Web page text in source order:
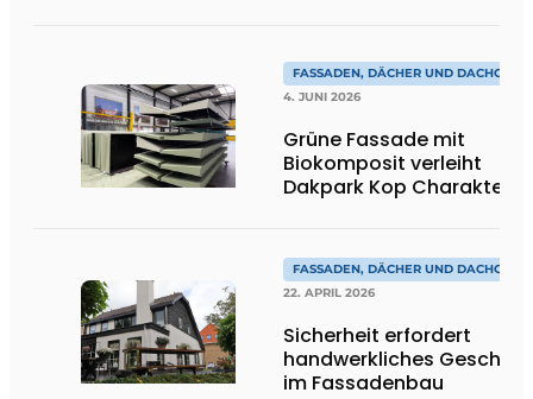
FASSADEN, DÄCHER UND
4. JUNI 2026
Grüne Fassade mit
Biokomposit verleiht
Dakpark Kop Charakter
FASSADEN, DÄCHER UND
22. APRIL 2026
Sicherheit erfordert
handwerkliches Geschick
im Fassadenbau